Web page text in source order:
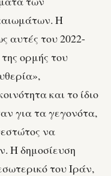
Η
αυτές του 2022-
ορμής του
και το ίδιο
για τα γεγονότα,
να
Η δημοσίευση
του Ιράν,